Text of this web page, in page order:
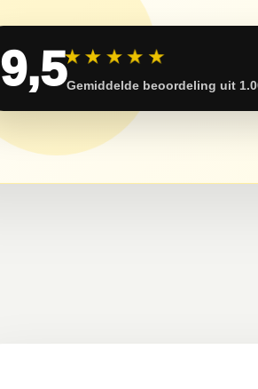
9,5★★★★★
Gemiddelde beoordeling uit